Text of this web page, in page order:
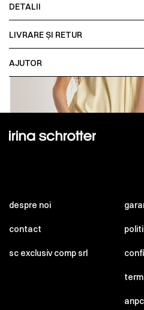
DETALII
LIVRARE ȘI RETUR
AJUTOR
despre noi
contact
sc exclusiv comp srl
anpc